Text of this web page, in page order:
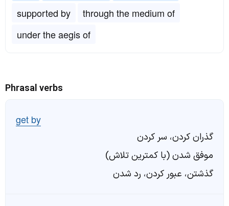
supported by
through the medium of
under the aegis of
Phrasal verbs
get by
گذران کردن، سر کردن
موفق شدن (با کمترین تلاش)
گذشتن، عبور کردن، رد شدن